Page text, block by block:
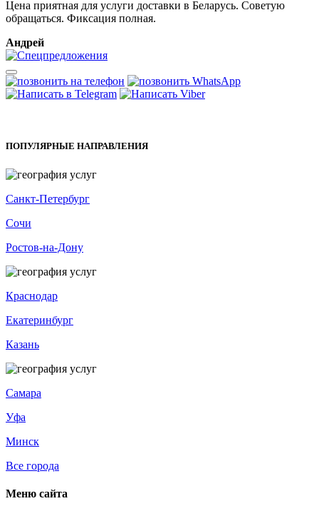
Цена приятная для услуги доставки в Беларусь. Советую
обращаться. Фиксация полная.
Андрей
ПОПУЛЯРНЫЕ НАПРАВЛЕНИЯ
Санкт-Петербург
Сочи
Ростов-на-Дону
Краснодар
Екатеринбург
Казань
Самара
Уфа
Минск
Все города
Меню сайта